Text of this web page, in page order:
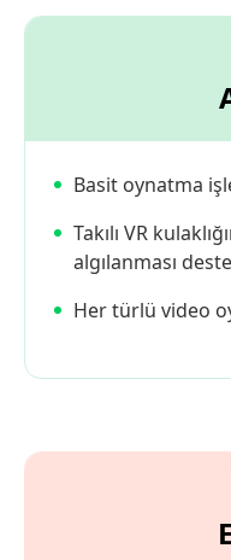
Basit oynatma
Takılı VR
algılanması
Her türlü video